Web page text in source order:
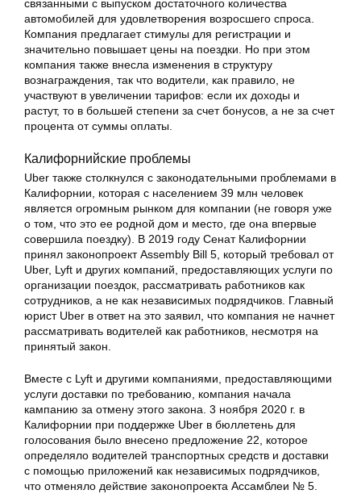
связанными с выпуском достаточного количества
автомобилей для удовлетворения возросшего спроса.
Компания предлагает стимулы для регистрации и
значительно повышает цены на поездки. Но при этом
компания также внесла изменения в структуру
вознаграждения, так что водители, как правило, не
участвуют в увеличении тарифов: если их доходы и
растут, то в большей степени за счет бонусов, а не за счет
процента от суммы оплаты.
Калифорнийские проблемы
Uber также столкнулся с законодательными проблемами в
Калифорнии, которая с населением 39 млн человек
является огромным рынком для компании (не говоря уже
о том, что это ее родной дом и место, где она впервые
совершила поездку). В 2019 году Сенат Калифорнии
принял законопроект Assembly Bill 5, который требовал от
Uber, Lyft и других компаний, предоставляющих услуги по
организации поездок, рассматривать работников как
сотрудников, а не как независимых подрядчиков. Главный
юрист Uber в ответ на это заявил, что компания не начнет
рассматривать водителей как работников, несмотря на
принятый закон.
Вместе с Lyft и другими компаниями, предоставляющими
услуги доставки по требованию, компания начала
кампанию за отмену этого закона. 3 ноября 2020 г. в
Калифорнии при поддержке Uber в бюллетень для
голосования было внесено предложение 22, которое
определяло водителей транспортных средств и доставки
с помощью приложений как независимых подрядчиков,
что отменяло действие законопроекта Ассамблеи № 5.